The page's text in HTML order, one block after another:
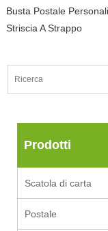
Busta Postale
Striscia A Strappo
Prodotti
Scatola di carta
Postale